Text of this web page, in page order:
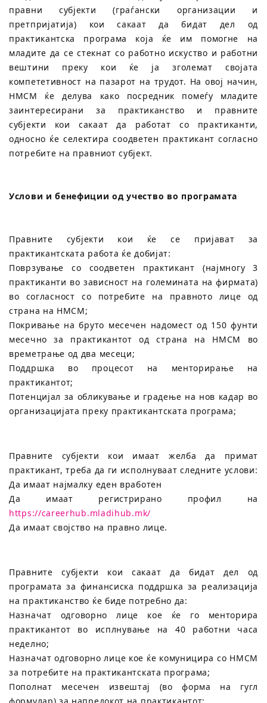
правни субјекти (граѓански организации и
претпријатија) кои сакаат да бидат дел од
практикантска програма која ќе им помогне на
младите да се стекнат со работно искуство и работни
вештини преку кои ќе ја зголемат својата
компететивност на пазарот на трудот. На овој начин,
НМСМ ќе делува како посредник помеѓу младите
заинтересирани за практиканство и правните
субјекти кои сакаат да работат со практиканти,
односно ќе селектира соодветен практикант согласно
потребите на правниот субјект.
Услови и бенефиции од учество во програмата
Правните субјекти кои ќе се пријават за
практикантската работа ќе добијат:
Поврзување со соодветен практикант (најмногу 3
практиканти во зависност на големината на фирмата)
во согласност со потребите на правното лице од
страна на НМСМ;
Покривање на бруто месечен надомест од 150 фунти
месечно за практикантот од страна на НМСМ во
времетрање од два месеци;
Поддршка во процесот на менторирање на
практикантот;
Потенцијал за обликување и градење на нов кадар во
организацијата преку практикантската програма;
Правните субјекти кои имаат желба да примат
практикант, треба да ги исполнуваат следните услови:
Да имаат најмалку еден вработен
Да имаат регистрирано профил на
https://careerhub.mladihub.mk/
Да имаат својство на правно лице.
Правните субјекти кои сакаат да бидат дел од
програмата за финансиска поддршка за реализација
на практиканство ќе биде потребно да:
Назначат одговорно лице кое ќе го менторира
практикантот во исплнување на 40 работни часа
неделно;
Назначат одговорно лице кое ќе комуницира со НМСМ
за потребите на практикантската програма;
Пополнат месечен извештај (во форма на гугл